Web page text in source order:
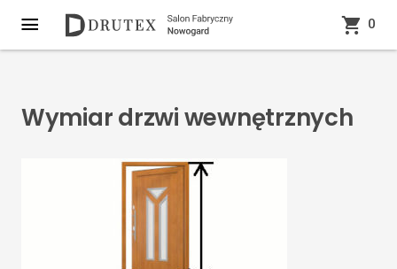
0
Wymiar drzwi wewnętrznych